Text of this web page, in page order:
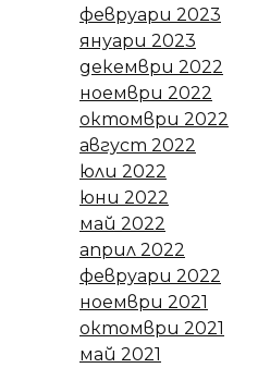
февруари 2023
януари 2023
декември 2022
ноември 2022
октомври 2022
август 2022
юли 2022
юни 2022
май 2022
април 2022
февруари 2022
ноември 2021
октомври 2021
май 2021